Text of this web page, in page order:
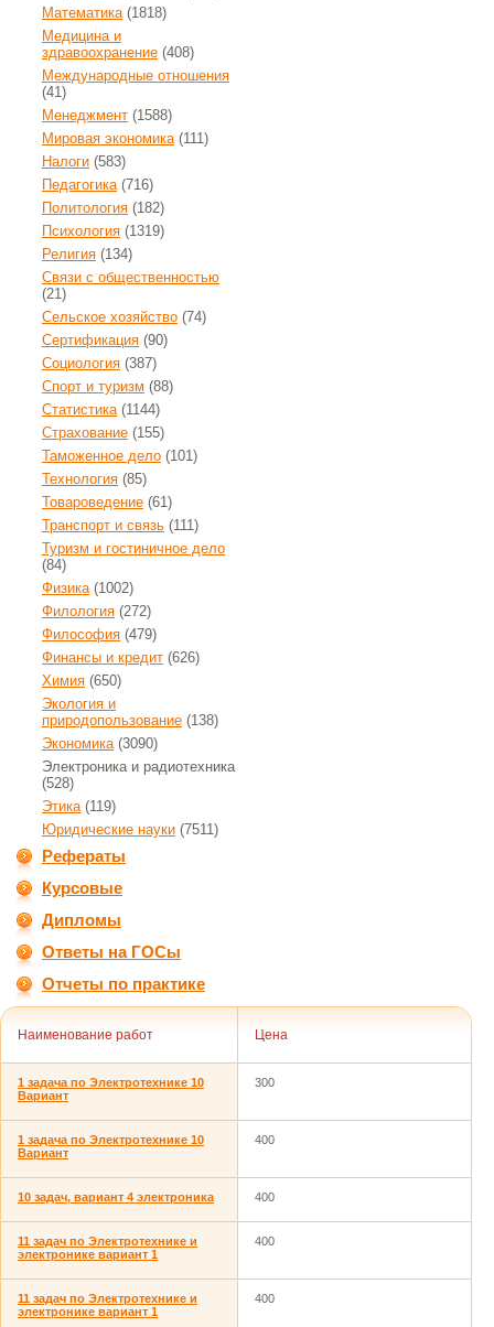
Математика(1818)
Медицина и
здравоохранение (408)
Международные отношения
(41)
Менеджмент (1588)
Мировая экономика(111)
Налоги (583)
Педагогика(716)
Политология (182)
Психология (1319)
Религия (134)
Связи с общественностью
(21)
Сельское хозяйство (74)
Сертификация (90)
Социология (387)
Спорт и туризм (88)
Статистика(1144)
Страхование (155)
Таможенное дело (101)
Технология (85)
Товароведение (61)
Транспорт и связь (111)
Туризм и гостиничное дело
(84)
Физика(1002)
Филология (272)
Философия (479)
Финансы и кредит (626)
Химия (650)
Экология и
природопользование (138)
Экономика(3090)
Электроника и радиотехника
(528)
Этика(119)
Юридические науки (7511)
Рефераты
Курсовые
Дипломы
Ответы на ГОСы
Отчеты по практике
Наименование работ Цена
1 задача по Электротехнике 10
Вариант
300
1 задача по Электротехнике 10
Вариант
400
10 задач, вариант 4 электроника 400
11 задач по Электротехнике и
электронике вариант 1
400
11 задач по Электротехнике и
электронике вариант 1
400